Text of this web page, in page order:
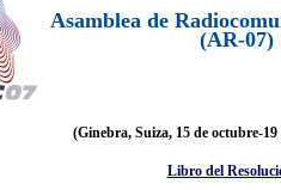
Asamblea de
(AR-07)
(Ginebra, Suiza, 15 de octubre-19
Libro del